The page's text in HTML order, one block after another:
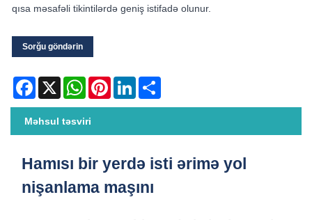
qısa məsafəli tikintilərdə geniş istifadə olunur.
Sorğu göndərin
Facebook
X WhatsAppPinterestLinkedIn
Məhsul təsviri
Hamısı bir yerdə isti ərimə yol
nişanlama maşını